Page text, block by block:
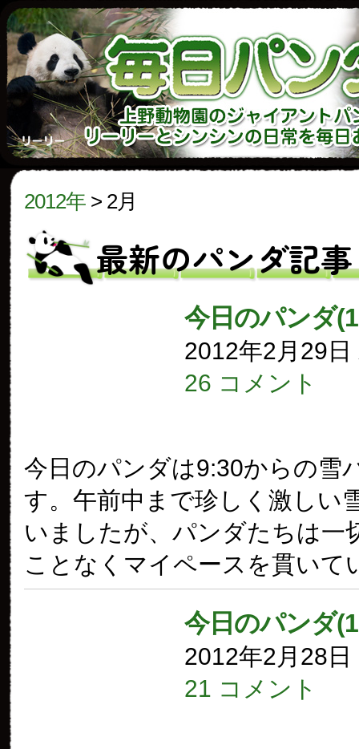
2012年 > 2月
最新のパンダ記事
今日のパンダ
2012年2月29日
26 コメント
今日のパンダは9:30からの雪
す。午前中まで珍しく激しい
いましたが、パンダたちは一
ことなくマイペースを貫いて
今日のパンダ
2012年2月28日
21 コメント